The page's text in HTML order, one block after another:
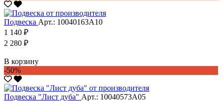
Подвеска Арт.: 10040163А10
1 140 ₽
2 280 ₽
В корзину
-50%
Подвеска "Лист дуба" Арт.: 10040573А05